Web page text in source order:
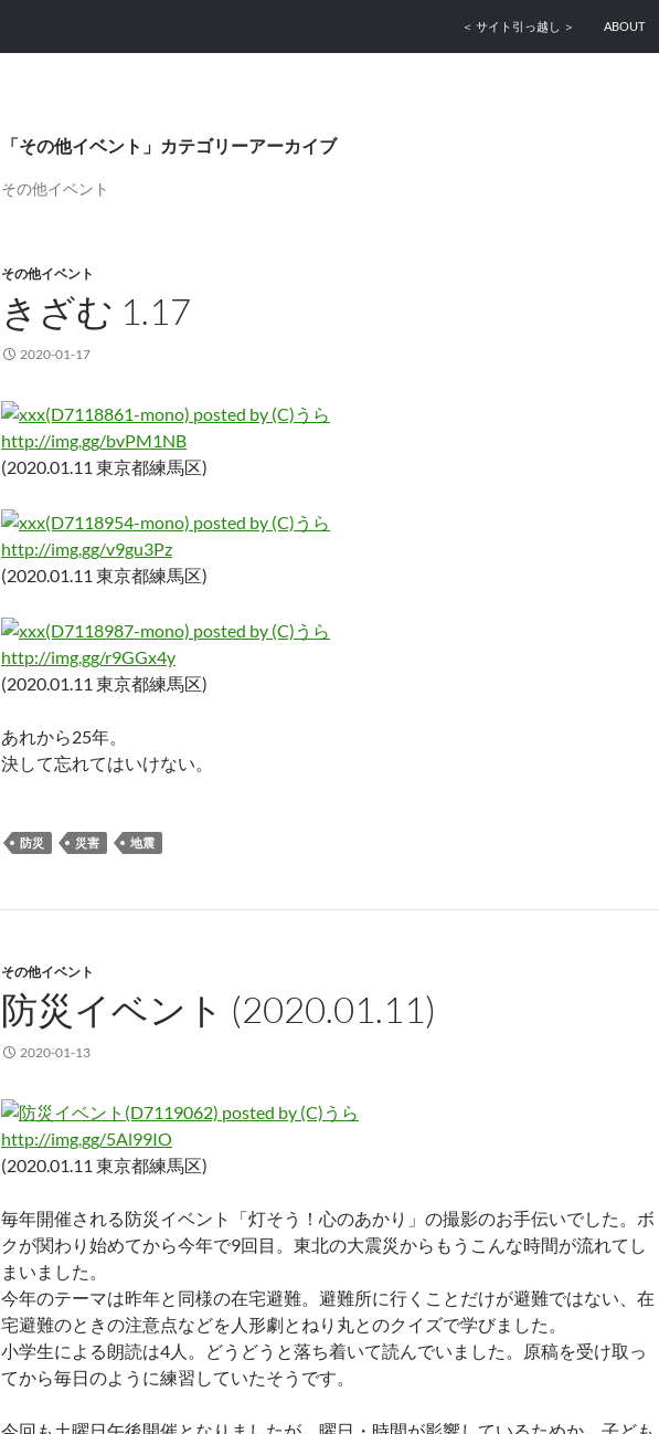
＜ サイト引っ越し ＞
ABOUT
「その他イベント」カテゴリーアーカイブ
その他イベント
その他イベント
きざむ 1.17
2020-01-17
http://img.gg/bvPM1NB
(2020.01.11 東京都練馬区)
http://img.gg/v9gu3Pz
(2020.01.11 東京都練馬区)
http://img.gg/r9GGx4y
(2020.01.11 東京都練馬区)
あれから25年。
決して忘れてはいけない。
防災 災害 地震
その他イベント
防災イベント (2020.01.11)
2020-01-13
http://img.gg/5Al99IO
(2020.01.11 東京都練馬区)
毎年開催される防災イベント「灯そう！心のあかり」の撮影のお手伝いでした。ボ
クが関わり始めてから今年で9回目。東北の大震災からもうこんな時間が流れてし
まいました。
今年のテーマは昨年と同様の在宅避難。避難所に行くことだけが避難ではない、在
宅避難のときの注意点などを人形劇とねり丸とのクイズで学びました。
小学生による朗読は4人。どうどうと落ち着いて読んでいました。原稿を受け取っ
てから毎日のように練習していたそうです。